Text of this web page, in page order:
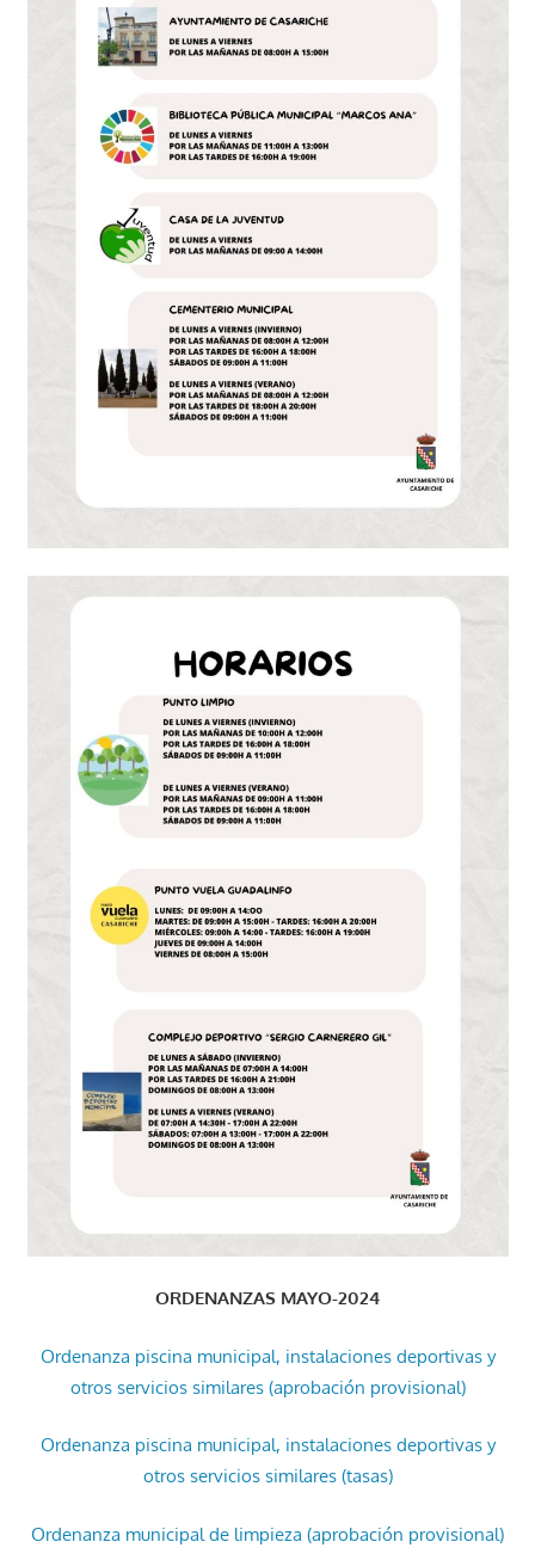
ORDENANZAS MAYO-2024
Ordenanza piscina municipal, instalaciones deportivas y
otros servicios similares (aprobación provisional)
Ordenanza piscina municipal, instalaciones deportivas y
otros servicios similares (tasas)
Ordenanza municipal de limpieza (aprobación provisional)